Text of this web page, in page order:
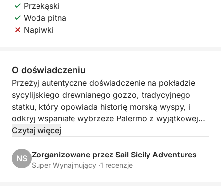
Przekąski
Woda pitna
Napiwki
O doświadczeniu
Przeżyj autentyczne doświadczenie na pokładzie
sycylijskiego drewnianego gozzo, tradycyjnego
statku, który opowiada historię morską wyspy, i
odkryj wspaniałe wybrzeże Palermo z wyjątkowej
perspektywy.
Rejs biegnie wzdłuż północnego wybrzeża, z
malowniczymi przystankami w Villa Igiea,
Czytaj więcej
NS Zorganizowane przez Sail Sicily Adventures
Super Wynajmujący ·1 recenzje